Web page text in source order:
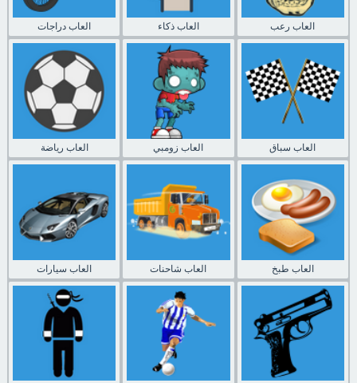
العاب دراجات العاب ذكاء العاب رعب
العاب رياضة العاب زومبي العاب سباق
العاب سيارات العاب شاحنات العاب طبخ